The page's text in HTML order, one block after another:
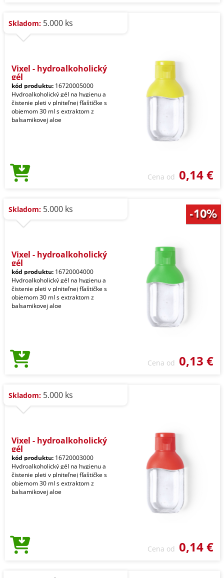
Skladom: 5.000 ks
Vixel - hydroalkoholický
gél
kód produktu: 16720005000
Hydroalkoholický gél na hygienu a
čistenie pleti v plniteľnej fľaštičke s
objemom 30 ml s extraktom z
balsamikovej aloe
Cena od 0,14 €
Skladom: 5.000 ks
Vixel - hydroalkoholický
gél
kód produktu: 16720004000
Hydroalkoholický gél na hygienu a
čistenie pleti v plniteľnej fľaštičke s
objemom 30 ml s extraktom z
balsamikovej aloe
Cena od 0,13 €
Skladom: 5.000 ks
Vixel - hydroalkoholický
gél
kód produktu: 16720003000
Hydroalkoholický gél na hygienu a
čistenie pleti v plniteľnej fľaštičke s
objemom 30 ml s extraktom z
balsamikovej aloe
Cena od 0,14 €